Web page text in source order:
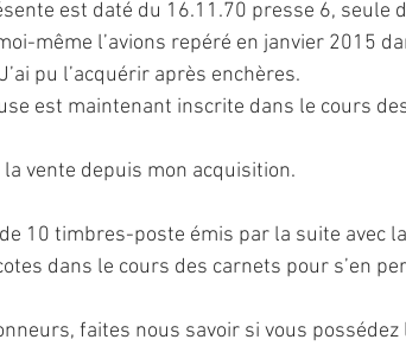
est daté du 16.11.70 presse 6, seule
même l’avions repéré en janvier 2015
pu l’acquérir après enchères.
la vente depuis mon acquisition.
10 timbres-poste émis par la suite avec
dans le cours des carnets pour s’en
faites nous savoir si vous